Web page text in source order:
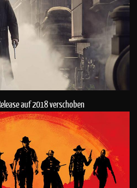
auf 2018 verschoben